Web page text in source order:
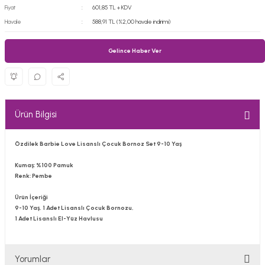
Fiyat
601,85 TL + KDV
Havale
588,91 TL (%2,00 havale indirimi)
Gelince Haber Ver
Ürün Bilgisi
Özdilek Barbie Love Lisanslı Çocuk Bornoz Set 9-10 Yaş
Kumaş: %100 Pamuk
Renk: Pembe
Ürün İçeriği
9-10 Yaş, 1 Adet Lisanslı Çocuk Bornozu,
1 Adet Lisanslı El-Yüz Havlusu
Yorumlar